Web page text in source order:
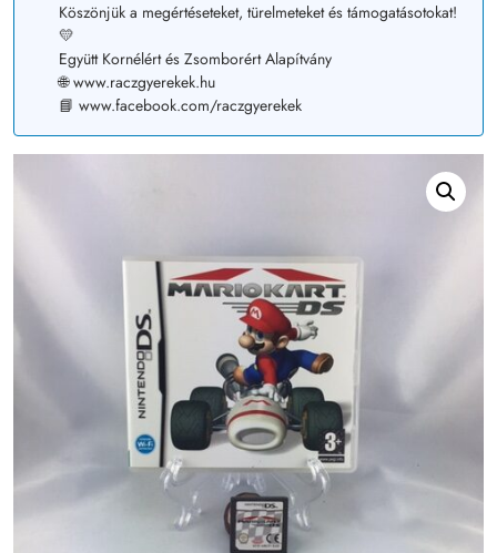
Köszönjük a megértéseteket, türelmeteket és támogatásotokat!
💛
Együtt Kornélért és Zsomborért Alapítvány
🌐 www.raczgyerekek.hu
📘 www.facebook.com/raczgyerekek